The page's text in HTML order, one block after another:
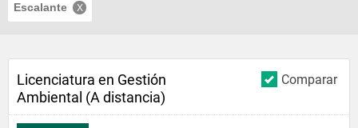
Escalante
Comparar
Licenciatura en Gestión
Ambiental (A distancia)